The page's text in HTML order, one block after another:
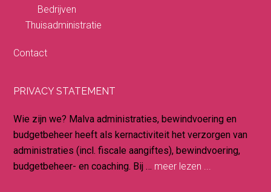
Bedrijven
Thuisadministratie
Contact
PRIVACY STATEMENT
Wie zijn we? Malva administraties, bewindvoering en
budgetbeheer heeft als kernactiviteit het verzorgen van
administraties (incl. fiscale aangiftes), bewindvoering,
budgetbeheer- en coaching. Bij … meer lezen ...